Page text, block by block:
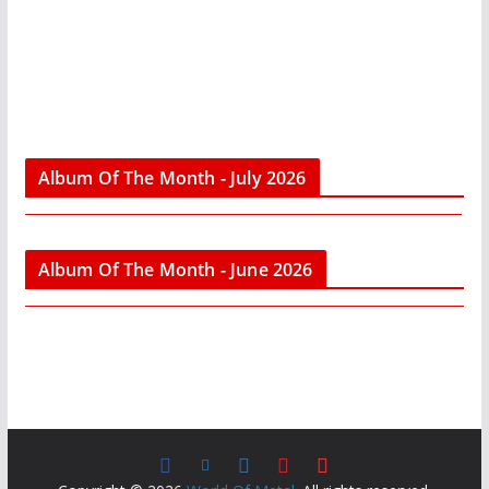
Album Of The Month - July 2026
Album Of The Month - June 2026